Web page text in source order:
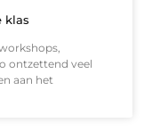
klas
ontzettend veel
aan het